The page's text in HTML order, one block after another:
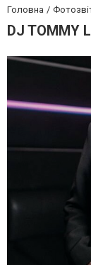
Головна
DJ TOMMY